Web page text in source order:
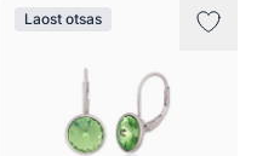
Laost otsas